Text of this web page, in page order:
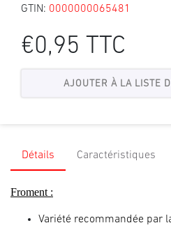
GTIN: 0000000065481
€0,95 TTC
Détails Caractéristiques
Froment :
Variété recommandée par